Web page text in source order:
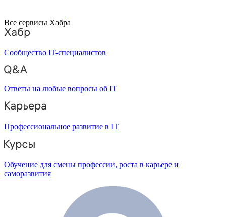
Все сервисы Хабра
Сообщество IT-специалистов
Ответы на любые вопросы об IT
Профессиональное развитие в IT
Обучение для смены профессии, роста в карьере и
саморазвития